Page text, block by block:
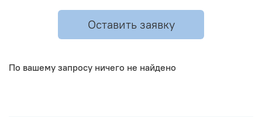
Оставить заявку
По вашему запросу ничего не найдено